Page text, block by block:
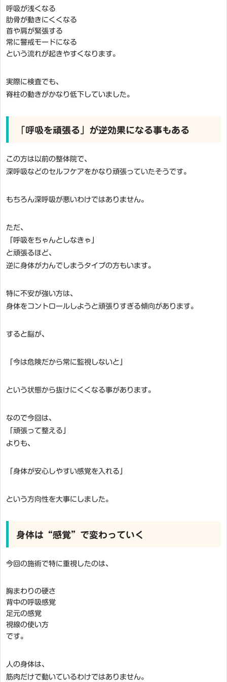
呼吸が浅くなる
肋骨が動きにくくなる
首や肩が緊張する
常に警戒モードになる
という流れが起きやすくなります。
実際に検査でも、
脊柱の動きがかなり低下していました。
「呼吸を頑張る」が逆効果になる事もある
この方は以前の整体院で、
深呼吸などのセルフケアをかなり頑張っていたそうです。
もちろん深呼吸が悪いわけではありません。
ただ、
「呼吸をちゃんとしなきゃ」
と頑張るほど、
逆に身体が力んでしまうタイプの方もいます。
特に不安が強い方は、
身体をコントロールしようと頑張りすぎる傾向があります。
すると脳が、
「今は危険だから常に監視しないと」
という状態から抜けにくくなる事があります。
なので今回は、
「頑張って整える」
よりも、
「身体が安心しやすい感覚を入れる」
という方向性を大事にしました。
身体は“感覚”で変わっていく
今回の施術で特に重視したのは、
胸まわりの硬さ
背中の呼吸感覚
足元の感覚
視線の使い方
です。
人の身体は、
筋肉だけで動いているわけではありません。